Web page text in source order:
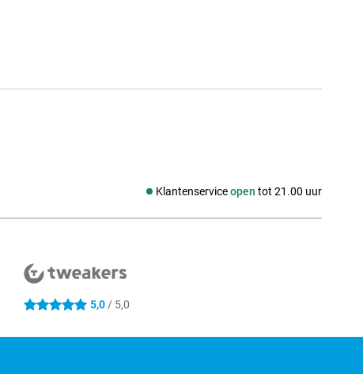
Klantenserviceopen tot 21.00 uur
Social media
5 sterren 5,0 / 5,0